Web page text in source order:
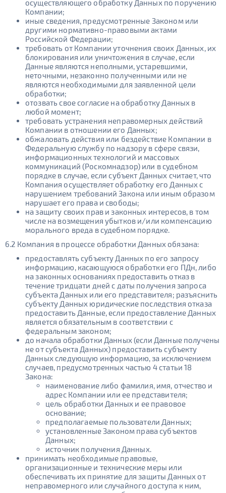
осуществляющего обработку Данных по поручению
Компании;
иные сведения, предусмотренные Законом или
другими нормативно-правовыми актами
Российской Федерации;
требовать от Компании уточнения своих Данных, их
блокирования или уничтожения в случае, если
Данные являются неполными, устаревшими,
неточными, незаконно полученными или не
являются необходимыми для заявленной цели
обработки;
отозвать свое согласие на обработку Данных в
любой момент;
требовать устранения неправомерных действий
Компании в отношении его Данных;
обжаловать действия или бездействие Компании в
Федеральную службу по надзору в сфере связи,
информационных технологий и массовых
коммуникаций (Роскомнадзор) или в судебном
порядке в случае, если субъект Данных считает, что
Компания осуществляет обработку его Данных с
нарушением требований Закона или иным образом
нарушает его права и свободы;
на защиту своих прав и законных интересов, в том
числе на возмещения убытков и/или компенсацию
морального вреда в судебном порядке.
6.2 Компания в процессе обработки Данных обязана:
предоставлять субъекту Данных по его запросу
информацию, касающуюся обработки его ПДн, либо
на законных основаниях предоставить отказ в
течение тридцати дней с даты получения запроса
субъекта Данных или его представителя; разъяснить
субъекту Данных юридические последствия отказа
предоставить Данные, если предоставление Данных
является обязательным в соответствии с
федеральным законом;
до начала обработки Данных (если Данные получены
не от субъекта Данных) предоставить субъекту
Данных следующую информацию, за исключением
случаев, предусмотренных частью 4 статьи 18
Закона:
наименование либо фамилия, имя, отчество и
адрес Компании или ее представителя;
цель обработки Данных и ее правовое
основание;
предполагаемые пользователи Данных;
установленные Законом права субъектов
Данных;
источник получения Данных.
принимать необходимые правовые,
организационные и технические меры или
обеспечивать их принятие для защиты Данных от
неправомерного или случайного доступа к ним,